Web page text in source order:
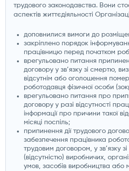
трудового законодавства. Вони
аспектів життєдіяльності
доповнилися вимоги до
закріплено порядок
працівницю перед початком
врегульовано питання
договору у зв’язку зі смертю,
відсутнім або оголошення
роботодавця фізичної особи
врегульовано питання про
договору у разі відсутності
інформації про причини такої
місяці поспіль;
припинення дії трудового
забезпечення працівника
трудовим договором, у зв’язку
(відсутністю) виробничих,
умов, засобів виробництва або